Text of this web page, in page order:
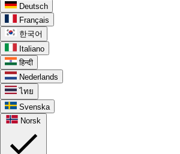
Deutsch
Français
한국어
Italiano
हिन्दी
Nederlands
ไทย
Svenska
Norsk